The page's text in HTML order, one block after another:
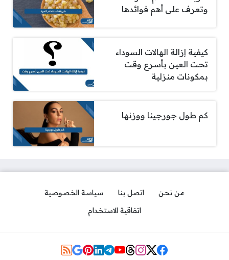
وتعرف على أهم فوائدها
كيفية إزالة الهالات السوداء
تحت العين بأسرع وقت
بمكونات منزلية
كم طول جورجينا ووزنها
من نحن اتصل بنا
سياسة الخصوصية
اتفاقية الاستخدام
Social Links